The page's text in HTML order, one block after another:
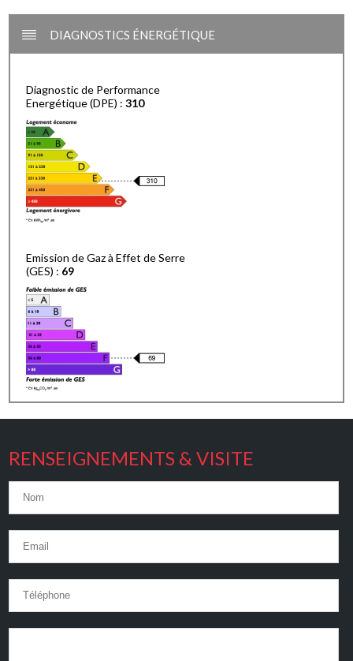
DIAGNOSTICS ÉNERGÉTIQUE
Diagnostic de Performance
Energétique (DPE) :310
Emission de Gaz à Effet de Serre
(GES) : 69
RENSEIGNEMENTS & VISITE